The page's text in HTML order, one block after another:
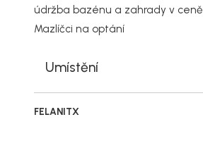
údržba bazénu a zahrady v ceně
Mazlíčci na optání
Umístění
FELANITX